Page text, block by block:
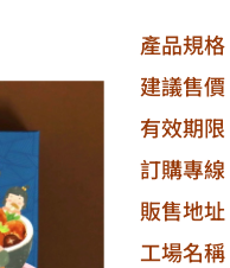
產品規格
建議售價
有效期限
訂購專線
販售地址
工場名稱